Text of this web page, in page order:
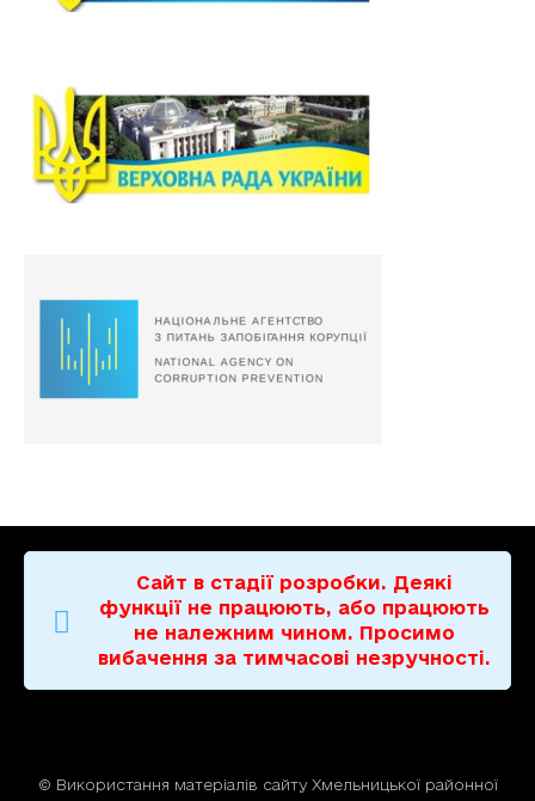
Сайт в стадії розробки. Деякі
функції не працюють, або працюють
не належним чином. Просимо
вибачення за тимчасові незручності.
© Використання матерiалiв сайту Хмельницької районної